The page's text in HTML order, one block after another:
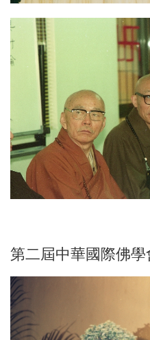
相關法規
相關表單
大事紀
華岡佛學學報
中華佛學學報
中華佛學研究
漢傳佛教論叢
中華佛學研究所論叢
漢傳佛教典籍叢刊
漢傳佛教譯叢
漢傳佛典英譯
新亞洲佛教史翻譯
禪宗典籍系列叢書
佛教會議論文彙編
二十週年專刊
三十週年專刊
四十五週年專刊
中華國際佛學會議
兩岸交流活動與研討會
漢傳佛教的跨文化交流國際研討會
聖嚴思想國際研討會
漢傳佛教青年學者論壇
近現代漢傳佛教論壇
第二屆中華國際佛